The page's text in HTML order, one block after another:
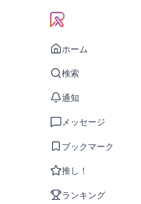
ホーム
検索
通知
メッセージ
ブックマーク
推し！
ランキング